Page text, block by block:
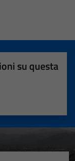
su questa